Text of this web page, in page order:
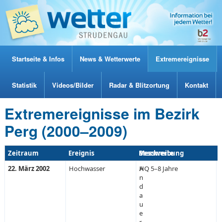
Startseite & Infos News & Wetterwerte Extremereignisse
Statistik Videos/Bilder Radar & Blitzortung Kontakt
Extremereignisse im Bezirk
Perg (2000–2009)
Zeitraum Ereignis Beschreibung
Messwerte
22. März 2002
Hochwasser
A
n
d
a
u
e
HQ 5–8 Jahre